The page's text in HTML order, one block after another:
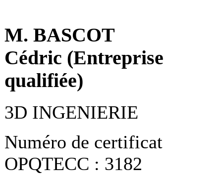
M. BASCOT
Cédric (Entreprise
qualifiée)
3D INGENIERIE
Numéro de certificat
OPQTECC : 3182